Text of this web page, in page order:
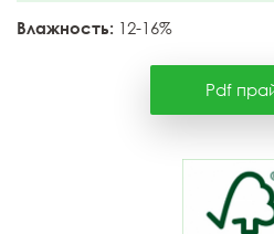
Влажность: 12-16%
Pdf